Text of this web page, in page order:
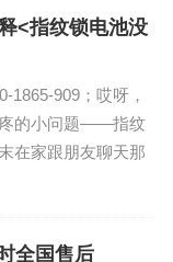
<指纹锁电池没
1865-909；哎呀，
疼的小问题——指纹
在家跟朋友聊天那
全国售后